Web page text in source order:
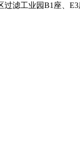
过滤工业园B1座、E3